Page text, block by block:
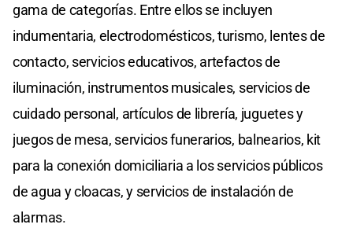
gama de categorías. Entre ellos se incluyen
indumentaria, electrodomésticos, turismo, lentes de
contacto, servicios educativos, artefactos de
iluminación, instrumentos musicales, servicios de
cuidado personal, artículos de librería, juguetes y
juegos de mesa, servicios funerarios, balnearios, kit
para la conexión domiciliaria a los servicios públicos
de agua y cloacas, y servicios de instalación de
alarmas.